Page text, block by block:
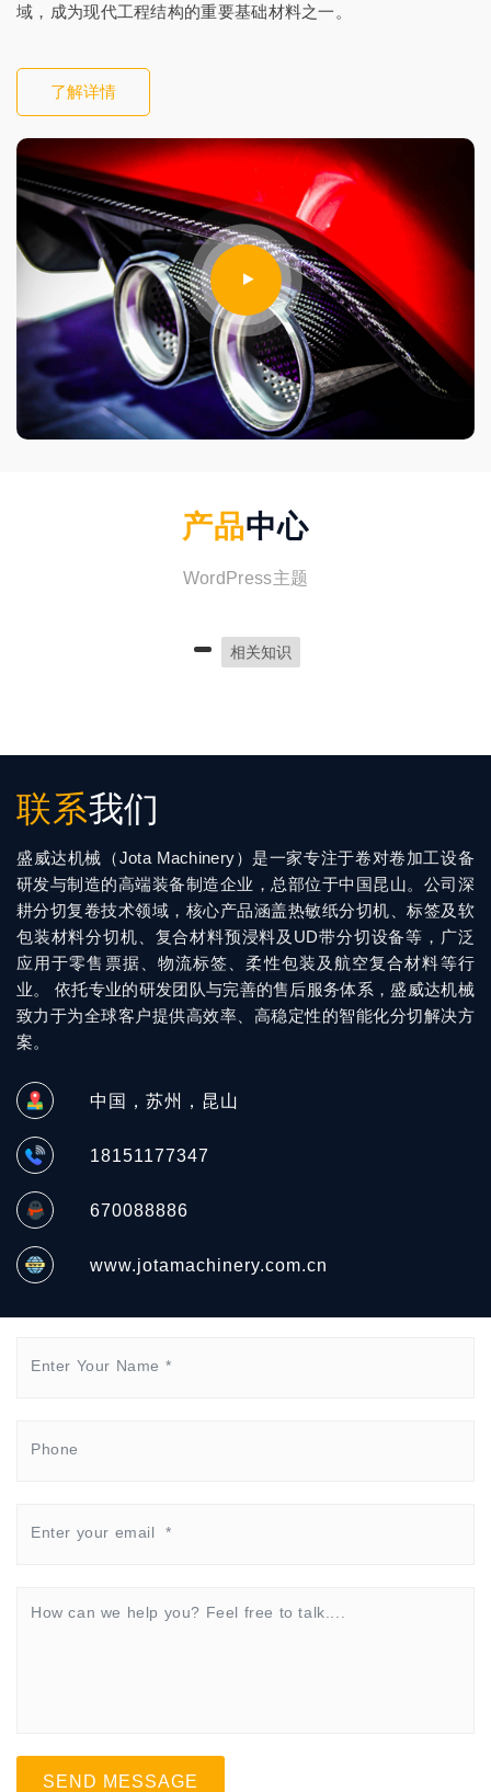
域，成为现代工程结构的重要基础材料之一。
了解详情
产品中心
WordPress主题
相关知识
联系我们
盛威达机械（Jota Machinery）是一家专注于卷对卷加工设备
研发与制造的高端装备制造企业，总部位于中国昆山。公司深
耕分切复卷技术领域，核心产品涵盖热敏纸分切机、标签及软
包装材料分切机、复合材料预浸料及UD带分切设备等，广泛
应用于零售票据、物流标签、柔性包装及航空复合材料等行
业。 依托专业的研发团队与完善的售后服务体系，盛威达机械
致力于为全球客户提供高效率、高稳定性的智能化分切解决方
案。
中国，苏州，昆山
18151177347
670088886
www.jotamachinery.com.cn
SEND MESSAGE